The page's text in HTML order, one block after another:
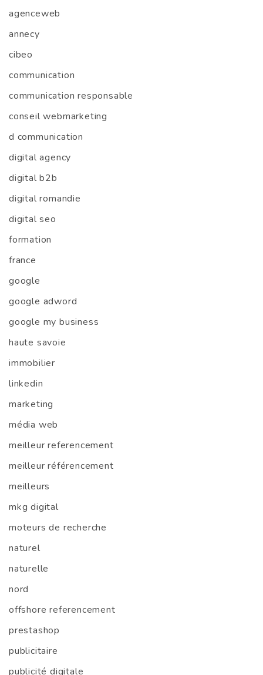
agenceweb
annecy
cibeo
communication
communication responsable
conseil webmarketing
d communication
digital agency
digital b2b
digital romandie
digital seo
formation
france
google
google adword
google my business
haute savoie
immobilier
linkedin
marketing
média web
meilleur referencement
meilleur référencement
meilleurs
mkg digital
moteurs de recherche
naturel
naturelle
nord
offshore referencement
prestashop
publicitaire
publicité digitale